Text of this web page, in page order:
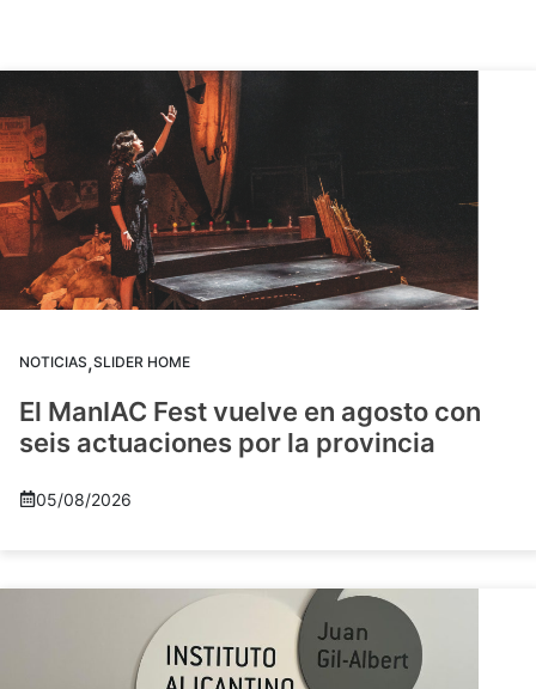
NOTICIAS,SLIDER HOME
El ManIAC Fest vuelve en agosto con
seis actuaciones por la provincia
05/08/2026